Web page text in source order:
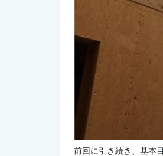
前回に引き続き、基本